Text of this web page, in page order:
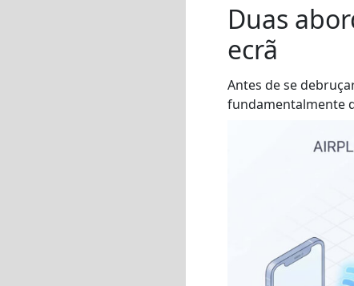
Duas
ecrã
Antes de se
fundamentalmente